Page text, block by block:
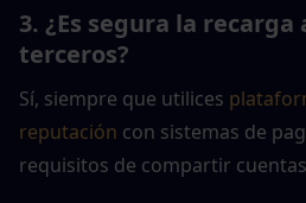
3. ¿Es segura la recarga
terceros?
Sí, siempre que utilices
reputación con sistemas de
requisitos de compartir